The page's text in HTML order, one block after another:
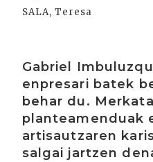
SALA, Teresa
Gabriel
enpresari batek
behar du.
planteamenduak
artisautzaren
salgai jartzen